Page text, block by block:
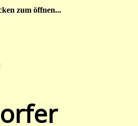
zum öffnen...